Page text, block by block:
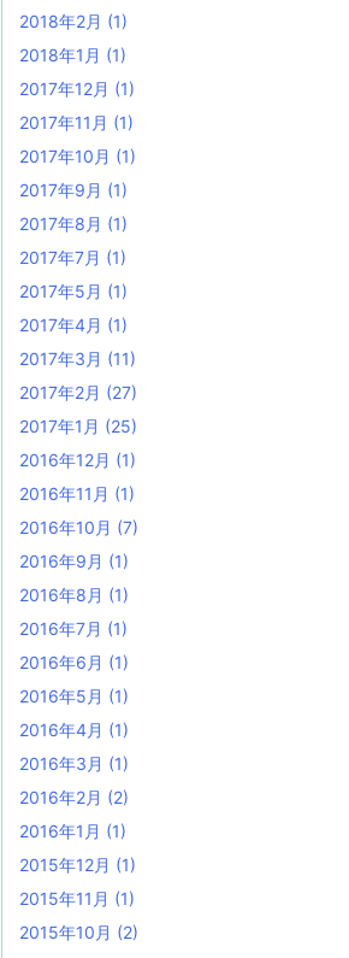
2018年2月 (1)
2018年1月 (1)
2017年12月 (1)
2017年11月 (1)
2017年10月 (1)
2017年9月 (1)
2017年8月 (1)
2017年7月 (1)
2017年5月 (1)
2017年4月 (1)
2017年3月 (11)
2017年2月 (27)
2017年1月 (25)
2016年12月 (1)
2016年11月 (1)
2016年10月 (7)
2016年9月 (1)
2016年8月 (1)
2016年7月 (1)
2016年6月 (1)
2016年5月 (1)
2016年4月 (1)
2016年3月 (1)
2016年2月 (2)
2016年1月 (1)
2015年12月 (1)
2015年11月 (1)
2015年10月 (2)